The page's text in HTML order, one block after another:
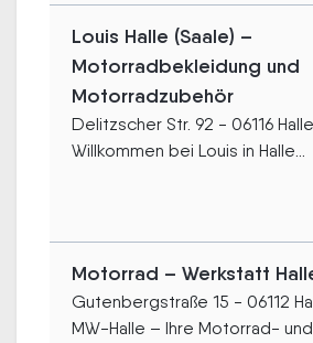
Louis Halle (Saale) –
Motorradbekleidung und
Motorradzubehör
Delitzscher Str. 92 - 06116 Halle
Willkommen bei Louis in Halle...
Motorrad – Werkstatt
Gutenbergstraße 15 - 06112
MW-Halle – Ihre Motorrad-